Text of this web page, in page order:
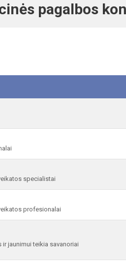
pagalbos
specialistai
profesionalai
jaunimui teikia savanoriai